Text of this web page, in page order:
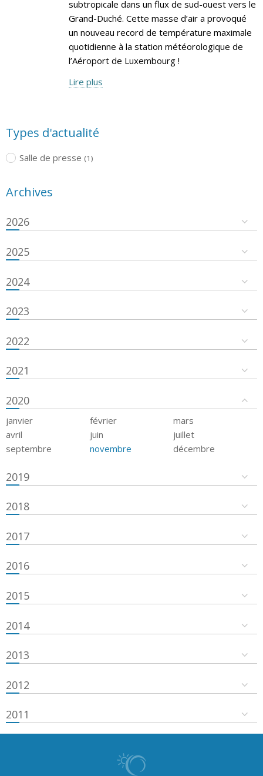
subtropicale dans un flux de sud-ouest vers le
Grand-Duché. Cette masse d’air a provoqué
un nouveau record de température maximale
quotidienne à la station météorologique de
l’Aéroport de Luxembourg !
Lire plus
Types d'actualité
Salle de presse (1)
Archives
2026
2025
2024
2023
2022
2021
2020
janvier février
mars
avril
juin
juillet
septembre
novembre décembre
2019
2018
2017
2016
2015
2014
2013
2012
2011